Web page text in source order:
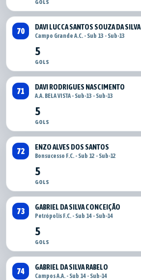
GOLS
70 DAVI LUCCA SANTOS SOUZA DA SILVA
Campo Grande A.C. - Sub 13 - Sub-13
5
GOLS
71 DAVI RODRIGUES NASCIMENTO
A.A. BELA VISTA - Sub-13 - Sub-13
5
GOLS
72 ENZO ALVES DOS SANTOS
Bonsucesso F.C. - Sub 12 - Sub-12
5
GOLS
73 GABRIEL DA SILVA CONCEIÇÃO
Petrópolis F.C. - Sub 14 - Sub-14
5
GOLS
74 GABRIEL DA SILVA RABELO
Campos A.A. - Sub 14 - Sub-14